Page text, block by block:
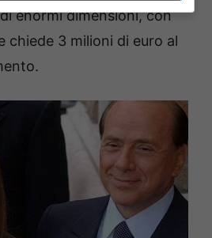
enormi dimensioni, con
chiede 3 milioni di euro al